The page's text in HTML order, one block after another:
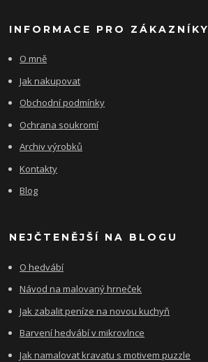
INFORMACE PRO ZÁKAZNÍKY
O mně
Jak nakupovat
Obchodní podmínky
Ochrana soukromí
Archiv výrobků
Kontakty
Blog
NEJČTENĚJŠÍ NA BLOGU
O hedvábí
Návod na malovaný hrneček
Jak zabalit peníze na novou kuchyň
Barvení hedvábí v mikrovlnce
Jak namalovat kravatu s motivem puzzle